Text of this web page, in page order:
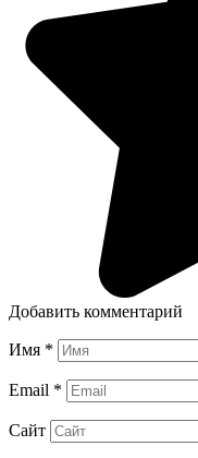
Добавить комментарий
Имя *
Email *
Сайт